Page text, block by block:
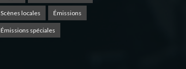
Scènes locales Émissions
Émissions spéciales